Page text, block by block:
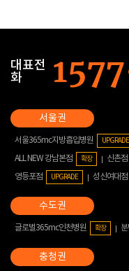
대표전
화
서울365mc지방흡입병원 UPGRADE
ALL NEW 강남본점 확장 신촌점
영등포점
UPGRADE 성신여대점
글로벌365mc인천병원 확장